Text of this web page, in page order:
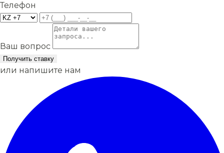
Телефон
Ваш вопрос
Получить ставку
или напишите нам